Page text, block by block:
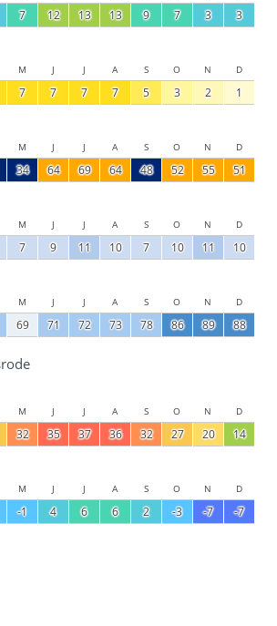
7 12 13 13 9 7 3 3
M J J A S O N D
7 7 7 7 5 3 2 1
M J J A S O N D
34 64 69 64 48 52 55 51
M J J A S O N D
7 9 11 10 7 10 11 10
M J J A S O N D
69 71 72 73 78 86 89 88
M J J A S O N D
32 35 37 36 32 27 20 14
M J J A S O N D
-1 4 6 6 2 -3 -7 -7